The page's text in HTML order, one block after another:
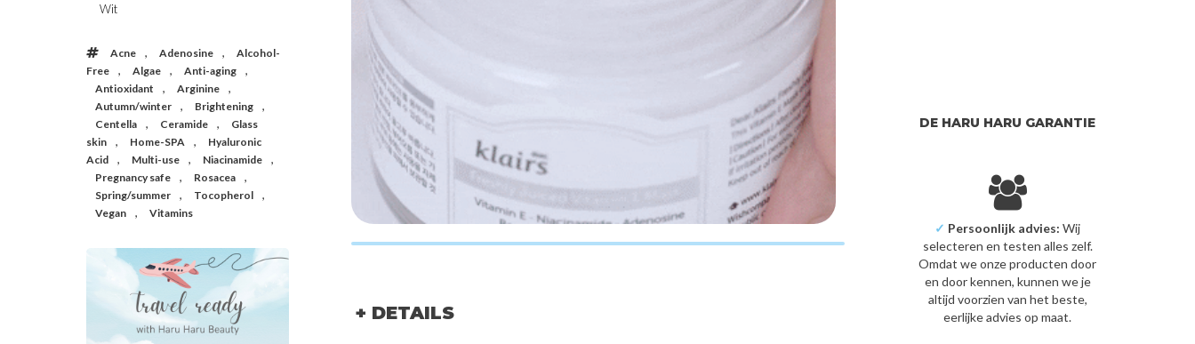
Wit
Acne , Adenosine ,
Alcohol-
Free
, Algae , Anti-aging ,
Antioxidant , Arginine ,
Autumn/winter , Brightening ,
Centella , Ceramide ,
Glass
skin
, Home-SPA ,
Hyaluronic
Acid
, Multi-use , Niacinamide ,
Pregnancy safe , Rosacea ,
Spring/summer , Tocopherol ,
Vegan , Vitamins
+ DETAILS
€43,00
DE HARU HARU GARANTIE
✓ Persoonlijk advies: Wij
selecteren en testen alles zelf.
Omdat we onze producten door
en door kennen, kunnen we je
altijd voorzien van het beste,
eerlijke advies op maat.